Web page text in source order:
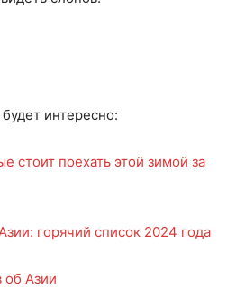
интересно:
стоит поехать этой зимой за
горячий список 2024 года
об Азии